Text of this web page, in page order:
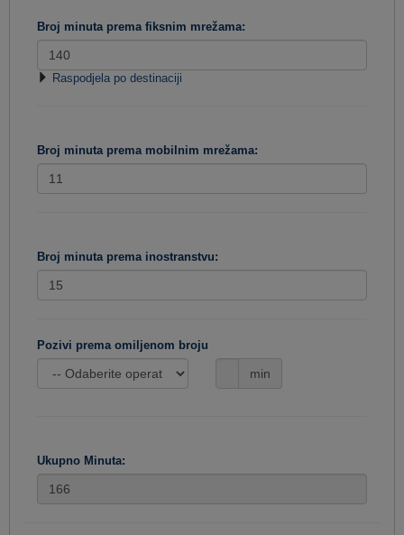
Broj minuta prema fiksnim mrežama:
Raspodjela po destinaciji
Broj minuta prema mobilnim mrežama:
Broj minuta prema inostranstvu:
Pozivi prema omiljenom broju
min
Ukupno Minuta: